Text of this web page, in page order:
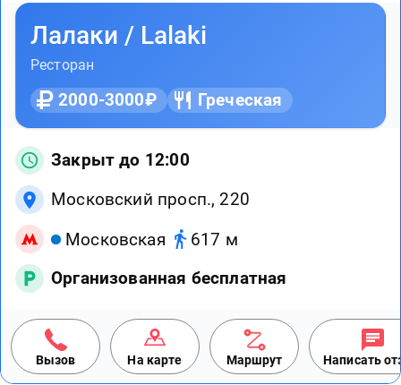
Лалаки / Lalaki
Ресторан
2000-3000₽ Греческая
Закрыт до 12:00
Московский просп., 220
Московская
617 м
Организованная бесплатная
Вызов На карте Маршрут Написать